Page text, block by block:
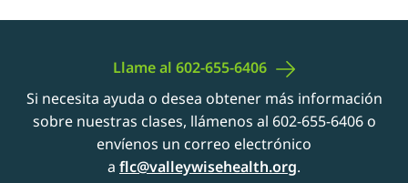
Llame al 602-655-6406
Si necesita ayuda o desea obtener más información
sobre nuestras clases, llámenos al 602-655-6406 o
envíenos un correo electrónico
a flc@valleywisehealth.org.